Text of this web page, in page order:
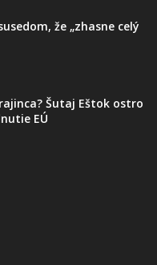
že „zhasne celý
Šutaj Eštok ostro
EÚ